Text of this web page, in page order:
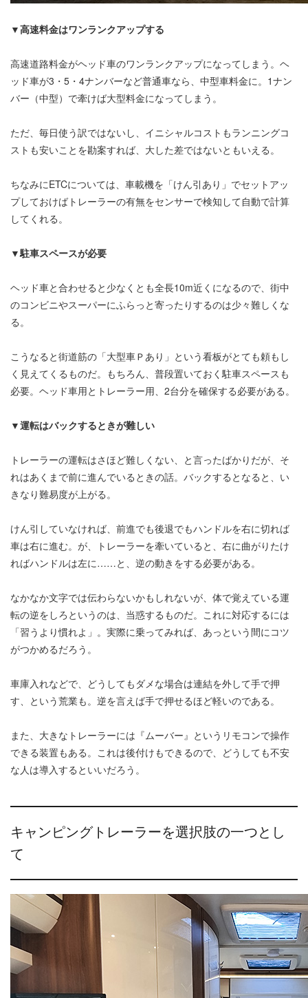
▼高速料金はワンランクアップする
高速道路料金がヘッド車のワンランクアップになってしまう。ヘ
ッド車が3・5・4ナンバーなど普通車なら、中型車料金に。1ナン
バー（中型）で牽けば大型料金になってしまう。
ただ、毎日使う訳ではないし、イニシャルコストもランニングコ
ストも安いことを勘案すれば、大した差ではないともいえる。
ちなみにETCについては、車載機を「けん引あり」でセットアッ
プしておけばトレーラーの有無をセンサーで検知して自動で計算
してくれる。
▼駐車スペースが必要
ヘッド車と合わせると少なくとも全長10m近くになるので、街中
のコンビニやスーパーにふらっと寄ったりするのは少々難しくな
る。
こうなると街道筋の「大型車Ｐあり」という看板がとても頼もし
く見えてくるものだ。もちろん、普段置いておく駐車スペースも
必要。ヘッド車用とトレーラー用、2台分を確保する必要がある。
▼運転はバックするときが難しい
トレーラーの運転はさほど難しくない、と言ったばかりだが、そ
れはあくまで前に進んでいるときの話。バックするとなると、い
きなり難易度が上がる。
けん引していなければ、前進でも後退でもハンドルを右に切れば
車は右に進む。が、トレーラーを牽いていると、右に曲がりたけ
ればハンドルは左に……と、逆の動きをする必要がある。
なかなか文字では伝わらないかもしれないが、体で覚えている運
転の逆をしろというのは、当惑するものだ。これに対応するには
「習うより慣れよ」。実際に乗ってみれば、あっという間にコツ
がつかめるだろう。
車庫入れなどで、どうしてもダメな場合は連結を外して手で押
す、という荒業も。逆を言えば手で押せるほど軽いのである。
また、大きなトレーラーには『ムーバー』というリモコンで操作
できる装置もある。これは後付けもできるので、どうしても不安
な人は導入するといいだろう。
キャンピングトレーラーを選択肢の一つとし
て